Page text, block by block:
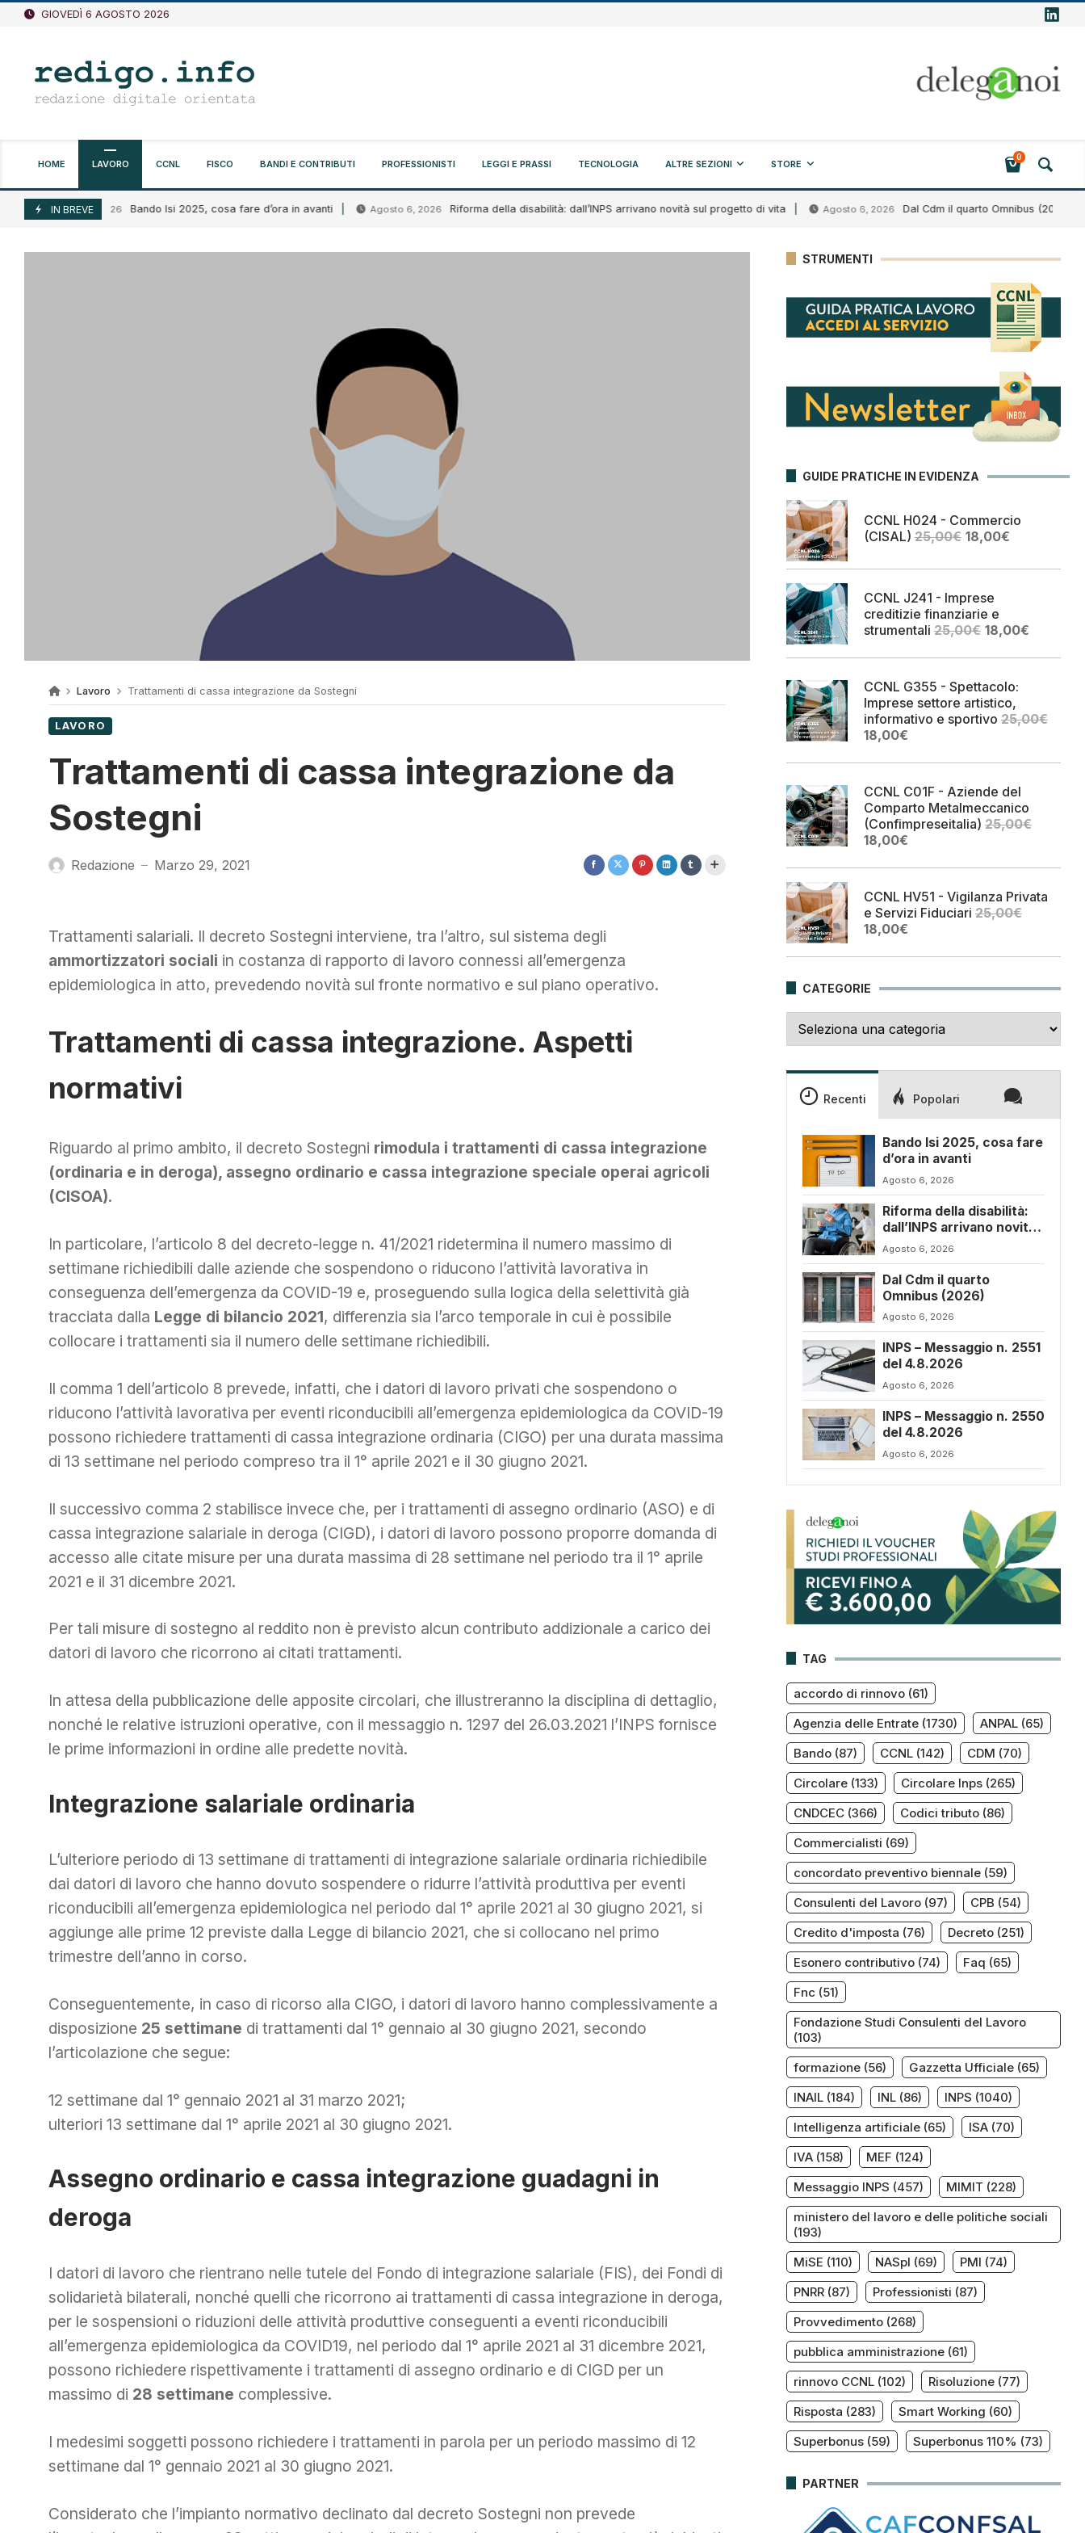
Vai
GIOVEDÌ 6 AGOSTO 2026
HOME LAVORO CCNL FISCO BANDI E CONTRIBUTI PROFESSIONISTI LEGGI E PRASSI TECNOLOGIA ALTRE SEZIONI STORE
0
IN BREVE
Agosto 6, 2026 Bando Isi 2025, cosa fare d’ora in avanti Agosto 6, 2026 Riforma della disabilità: dall’INPS arrivano novità sul progetto di vita Agosto 6, 2026 Dal Cdm il quarto Omnibus (2026)
Lavoro Trattamenti di cassa integrazione da Sostegni
LAVORO
Trattamenti di cassa integrazione da
Sostegni
Redazione — Marzo 29, 2021
Trattamenti salariali. Il decreto Sostegni interviene, tra l’altro, sul sistema degli
ammortizzatori sociali in costanza di rapporto di lavoro connessi all’emergenza
epidemiologica in atto, prevedendo novità sul fronte normativo e sul piano operativo.
Trattamenti di cassa integrazione. Aspetti
normativi
Riguardo al primo ambito, il decreto Sostegni rimodula i trattamenti di cassa integrazione
(ordinaria e in deroga), assegno ordinario e cassa integrazione speciale operai agricoli
(CISOA).
In particolare, l’articolo 8 del decreto-legge n. 41/2021 ridetermina il numero massimo di
settimane richiedibili dalle aziende che sospendono o riducono l’attività lavorativa in
conseguenza dell’emergenza da COVID-19 e, proseguendo sulla logica della selettività già
tracciata dalla Legge di bilancio 2021, differenzia sia l’arco temporale in cui è possibile
collocare i trattamenti sia il numero delle settimane richiedibili.
Il comma 1 dell’articolo 8 prevede, infatti, che i datori di lavoro privati che sospendono o
riducono l’attività lavorativa per eventi riconducibili all’emergenza epidemiologica da COVID-19
possono richiedere trattamenti di cassa integrazione ordinaria (CIGO) per una durata massima
di 13 settimane nel periodo compreso tra il 1° aprile 2021 e il 30 giugno 2021.
Il successivo comma 2 stabilisce invece che, per i trattamenti di assegno ordinario (ASO) e di
cassa integrazione salariale in deroga (CIGD), i datori di lavoro possono proporre domanda di
accesso alle citate misure per una durata massima di 28 settimane nel periodo tra il 1° aprile
2021 e il 31 dicembre 2021.
Per tali misure di sostegno al reddito non è previsto alcun contributo addizionale a carico dei
datori di lavoro che ricorrono ai citati trattamenti.
In attesa della pubblicazione delle apposite circolari, che illustreranno la disciplina di dettaglio,
nonché le relative istruzioni operative, con il messaggio n. 1297 del 26.03.2021 l’INPS fornisce
le prime informazioni in ordine alle predette novità.
Integrazione salariale ordinaria
L’ulteriore periodo di 13 settimane di trattamenti di integrazione salariale ordinaria richiedibile
dai datori di lavoro che hanno dovuto sospendere o ridurre l’attività produttiva per eventi
riconducibili all’emergenza epidemiologica nel periodo dal 1° aprile 2021 al 30 giugno 2021, si
aggiunge alle prime 12 previste dalla Legge di bilancio 2021, che si collocano nel primo
trimestre dell’anno in corso.
Conseguentemente, in caso di ricorso alla CIGO, i datori di lavoro hanno complessivamente a
disposizione 25 settimane di trattamenti dal 1° gennaio al 30 giugno 2021, secondo
l’articolazione che segue:
12 settimane dal 1° gennaio 2021 al 31 marzo 2021;
ulteriori 13 settimane dal 1° aprile 2021 al 30 giugno 2021.
Assegno ordinario e cassa integrazione guadagni in
deroga
I datori di lavoro che rientrano nelle tutele del Fondo di integrazione salariale (FIS), dei Fondi di
solidarietà bilaterali, nonché quelli che ricorrono ai trattamenti di cassa integrazione in deroga,
per le sospensioni o riduzioni delle attività produttive conseguenti a eventi riconducibili
all’emergenza epidemiologica da COVID19, nel periodo dal 1° aprile 2021 al 31 dicembre 2021,
possono richiedere rispettivamente i trattamenti di assegno ordinario e di CIGD per un
massimo di 28 settimane complessive.
I medesimi soggetti possono richiedere i trattamenti in parola per un periodo massimo di 12
settimane dal 1° gennaio 2021 al 30 giugno 2021.
Considerato che l’impianto normativo declinato dal decreto Sostegni non prevede
STRUMENTI
GUIDE PRATICHE IN EVIDENZA
CCNL H024 - Commercio
(CISAL) 25,00€ Il
originale
25,00€.
18,00€Il
attuale
CCNL J241 - Imprese
creditizie finanziarie e
strumentali 25,00€ Il
originale
25,00€.
18,00€Il
attuale
CCNL G355 - Spettacolo:
Imprese settore artistico,
informativo e sportivo 25,00€
Il
originale
25,00€.
18,00€Il
attuale
18,00€.
CCNL C01F - Aziende del
Comparto Metalmeccanico
(Confimpreseitalia) 25,00€
Il
originale
25,00€.
18,00€Il
attuale
18,00€.
CCNL HV51 - Vigilanza Privata
e Servizi Fiduciari 25,00€
Il
originale
25,00€.
18,00€Il
attuale
18,00€.
CATEGORIE
Recenti Popolari
Bando Isi 2025, cosa fare
d’ora in avanti
Agosto 6, 2026
Riforma della disabilità:
dall’INPS arrivano novità
sul progetto di vita
Agosto 6, 2026
Dal Cdm il quarto
Omnibus (2026)
Agosto 6, 2026
INPS – Messaggio n. 2551
del 4.8.2026
Agosto 6, 2026
INPS – Messaggio n. 2550
del 4.8.2026
Agosto 6, 2026
TAG
accordo di rinnovo(61)
Agenzia delle Entrate(1730) ANPAL(65)
Bando(87) CCNL(142) CDM (70)
Circolare(133) Circolare Inps(265)
CNDCEC(366) Codici tributo(86)
Commercialisti (69)
concordato preventivo biennale(59)
Consulenti del Lavoro(97) CPB (54)
Credito d'imposta (76) Decreto(251)
Esonero contributivo(74) Faq (65)
Fnc (51)
Fondazione Studi Consulenti del Lavoro
(103)
formazione(56) Gazzetta Ufficiale(65)
INAIL(184) INL(86) INPS (1040)
Intelligenza artificiale(65) ISA(70)
IVA(158) MEF (124)
Messaggio INPS (457) MIMIT (228)
ministero del lavoro e delle politiche sociali
(193)
MiSE (110) NASpI (69) PMI (74)
PNRR(87) Professionisti (87)
Provvedimento(268)
pubblica amministrazione(61)
rinnovo CCNL(102) Risoluzione(77)
Risposta (283) Smart Working (60)
Superbonus(59) Superbonus 110% (73)
PARTNER